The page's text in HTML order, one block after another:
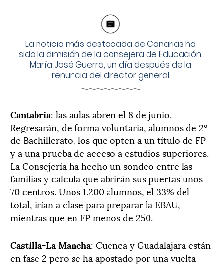
La noticia más destacada de Canarias ha
sido la dimisión de la consejera de Educación,
María José Guerra, un día después de la
renuncia del director general
Cantabria: las aulas abren el 8 de junio.
Regresarán, de forma voluntaria, alumnos de 2º
de Bachillerato, los que opten a un título de FP
y a una prueba de acceso a estudios superiores.
La Consejería ha hecho un sondeo entre las
familias y calcula que abrirán sus puertas unos
70 centros. Unos 1.200 alumnos, el 33% del
total, irían a clase para preparar la EBAU,
mientras que en FP menos de 250.
Castilla-La Mancha: Cuenca y Guadalajara están
en fase 2 pero se ha apostado por una vuelta